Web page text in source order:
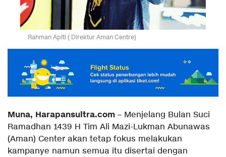
Rahman Apiti ( Direktur Aman Centre)
Muna, Harapansultra.com – Menjelang Bulan Suci
Ramadhan 1439 H Tim Ali Mazi-Lukman Abunawas
(Aman) Center akan tetap fokus melakukan
kampanye namun semua itu disertai dengan